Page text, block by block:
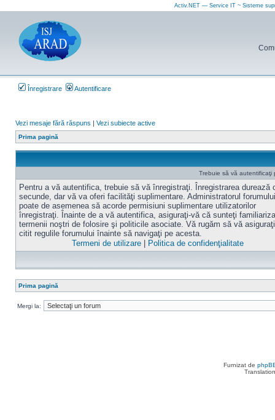
Activ.NET — Service IT ~ Sisteme
Înregistrare Autentificare
Vezi mesaje fără răspuns | Vezi subiecte active
Prima pagină
Trebuie să vă autentificaţi
Pentru a vă autentifica, trebuie să vă înregistraţi. Înregistrarea durează
secunde, dar vă va oferi facilităţi suplimentare. Administratorul forumului
poate de asemenea să acorde permisiuni suplimentare utilizatorilor
înregistraţi. Înainte de a vă autentifica, asiguraţi-vă că sunteţi
termenii noştri de folosire şi politicile asociate. Vă rugăm să vă
citit regulile forumului înainte să navigaţi pe acesta.
Termeni de utilizare
Politica de confidenţialitate
Prima pagină
Mergi la:
Furnizat de